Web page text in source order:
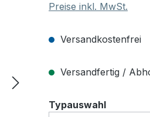
Preise inkl. MwSt.
Versandkostenfrei
Versandfertig /
Typauswahl